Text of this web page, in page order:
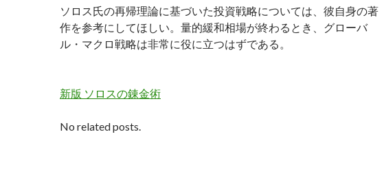
ソロス氏の再帰理論に基づいた投資戦略については、彼自身の著
作を参考にしてほしい。量的緩和相場が終わるとき、グローバ
ル・マクロ戦略は非常に役に立つはずである。
新版 ソロスの錬金術
No related posts.